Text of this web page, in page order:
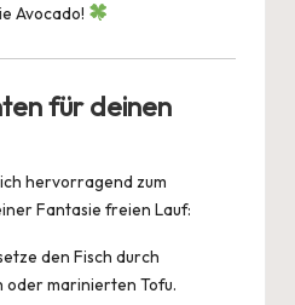
Avocado!
für deinen
hervorragend zum
Fantasie freien Lauf:
den Fisch durch
oder marinierten Tofu.